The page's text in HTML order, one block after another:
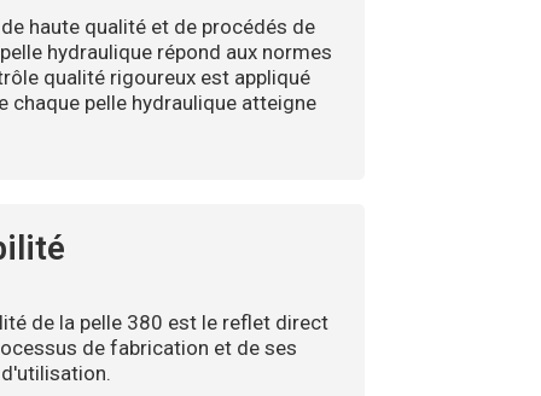
haute qualité et de procédés de
hydraulique répond aux normes
qualité rigoureux est appliqué
pelle hydraulique atteigne
de la pelle 380 est le reflet direct
de fabrication et de ses